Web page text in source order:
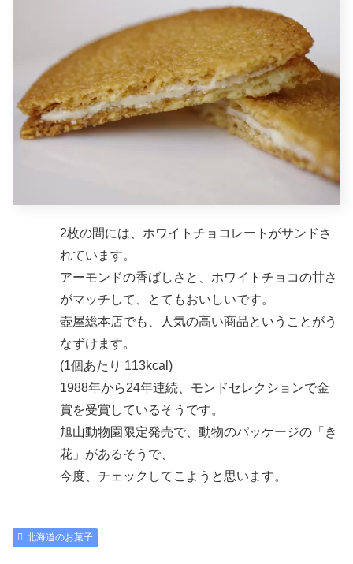
2枚の間には、ホワイトチョコレートがサンドさ
れています。
アーモンドの香ばしさと、ホワイトチョコの甘さ
がマッチして、とてもおいしいです。
壺屋総本店でも、人気の高い商品ということがう
なずけます。
(1個あたり 113kcal)
1988年から24年連続、モンドセレクションで金
賞を受賞しているそうです。
旭山動物園限定発売で、動物のパッケージの「き
花」があるそうで、
今度、チェックしてこようと思います。
北海道のお菓子